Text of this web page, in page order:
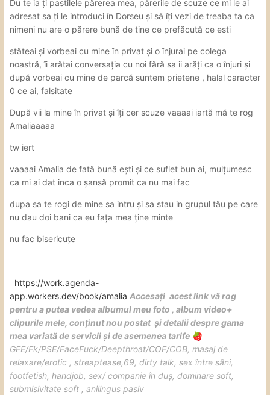
Du te ia ți pastilele părerea mea, părerile de scuze ce mi le ai
adresat sa ți le introduci în Dorseu și să îți vezi de treaba ta ca
nimeni nu are o părere bună de tine ce prefăcută ce esti
stăteai și vorbeai cu mine în privat și o înjurai pe colega
noastră, îi arătai conversația cu noi fără sa ii arăți ca o înjuri și
după vorbeai cu mine de parcă suntem prietene , halal caracter
0 ce ai, falsitate
După vii la mine în privat și îți cer scuze vaaaai iartă mă te rog
Amaliaaaaa
tw iert
vaaaai Amalia de fată bună ești și ce suflet bun ai, mulțumesc
ca mi ai dat inca o șansă promit ca nu mai fac
dupa sa te rogi de mine sa intru și sa stau in grupul tău pe care
nu dau doi bani ca eu fața mea ține minte
nu fac bisericuțe
https://work.agenda-
app.workers.dev/book/amalia Accesați acest link vă rog
pentru a putea vedea albumul meu foto , album video+
clipurile mele, conținut nou postat și detalii despre gama
mea variată de servicii și de asemenea tarife 🍓
GFE/Fk/PSE/FaceFuck/Deepthroat/COF/COB, masaj de
relaxare/erotic , streaptease,69, dirty talk, sex între sâni,
footfetish, handjob, sex/ companie în duș, dominare soft,
submisivitate soft , anilingus pasiv